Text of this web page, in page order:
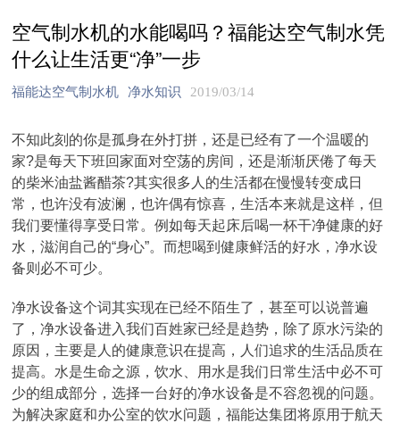
空气制水机的水能喝吗？福能达空气制水凭
什么让生活更“净”一步
福能达空气制水机 净水知识 2019/03/14
不知此刻的你是孤身在外打拼，还是已经有了一个温暖的
家?是每天下班回家面对空荡的房间，还是渐渐厌倦了每天
的柴米油盐酱醋茶?其实很多人的生活都在慢慢转变成日
常，也许没有波澜，也许偶有惊喜，生活本来就是这样，但
我们要懂得享受日常。例如每天起床后喝一杯干净健康的好
水，滋润自己的“身心”。而想喝到健康鲜活的好水，净水设
备则必不可少。
净水设备这个词其实现在已经不陌生了，甚至可以说普遍
了，净水设备进入我们百姓家已经是趋势，除了原水污染的
原因，主要是人的健康意识在提高，人们追求的生活品质在
提高。水是生命之源，饮水、用水是我们日常生活中必不可
少的组成部分，选择一台好的净水设备是不容忽视的问题。
为解决家庭和办公室的饮水问题，福能达集团将原用于航天